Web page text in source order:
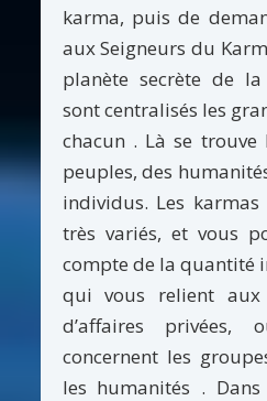
karma, puis de
aux Seigneurs du
planète secrète de
sont centralisés les
chacun . Là se
peuples, des
individus. Les
très variés, et vous
compte de la quantité
qui vous relient
d’affaires privées,
concernent les
les humanités .